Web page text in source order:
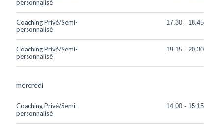
personnalisé
Coaching Privé/Semi-
personnalisé
17.30 - 18.45
Coaching Privé/Semi-
personnalisé
19.15 - 20.30
mercredi
Coaching Privé/Semi-
personnalisé
14.00 - 15.15